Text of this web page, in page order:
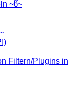
~წ~
Filtern/Plugins in